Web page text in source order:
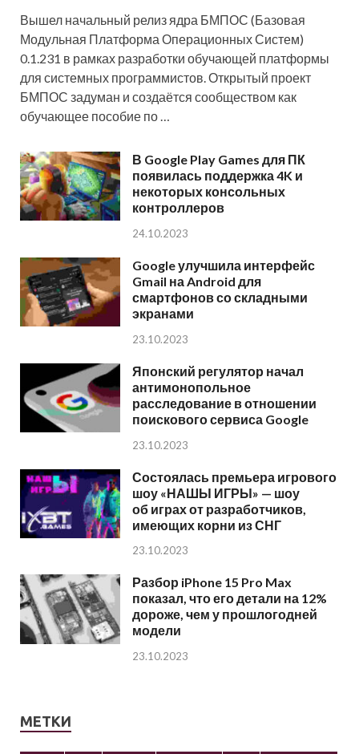
Вышел начальный релиз ядра БМПОС (Базовая
Модульная Платформа Операционных Систем)
0.1.231 в рамках разработки обучающей платформы
для системных программистов. Открытый проект
БМПОС задуман и создаётся сообществом как
обучающее пособие по …
В Google Play Games для ПК
появилась поддержка 4K и
некоторых консольных
контроллеров
24.10.2023
Google улучшила интерфейс
Gmail на Android для
смартфонов со складными
экранами
23.10.2023
Японский регулятор начал
антимонопольное
расследование в отношении
поискового сервиса Google
23.10.2023
Состоялась премьера игрового
шоу «НАШЫ ИГРЫ» — шоу
об играх от разработчиков,
имеющих корни из СНГ
23.10.2023
Разбор iPhone 15 Pro Max
показал, что его детали на 12%
дороже, чем у прошлогодней
модели
23.10.2023
МЕТКИ